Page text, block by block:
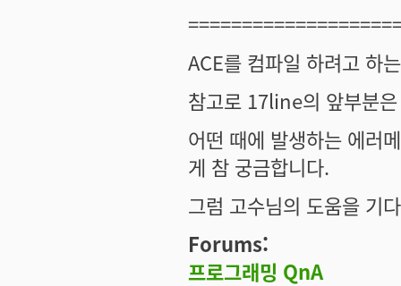
ACE를 컴파일 하려고 하
참고로 17line의 앞부분
어떤 때에 발생하는 에러
게 참 궁금합니다.
그럼 고수님의 도움을 기
Forums:
프로그래밍 QnA